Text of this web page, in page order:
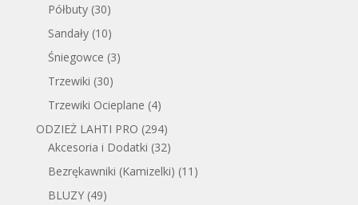
Półbuty (30)
Sandały (10)
Śniegowce (3)
Trzewiki (30)
Trzewiki Ocieplane (4)
ODZIEŻ LAHTI PRO (294)
Akcesoria i Dodatki (32)
Bezrękawniki (Kamizelki) (11)
BLUZY (49)